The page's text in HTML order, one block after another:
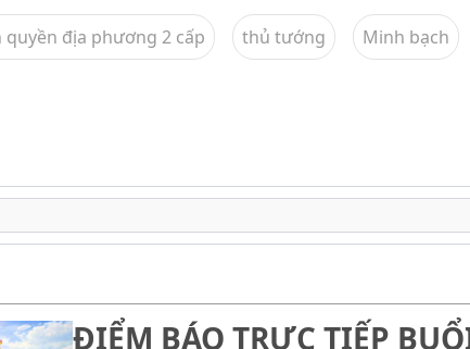
quyền địa phương 2 cấp thủ tướng Minh bạch
ĐIỂM BÁO TRỰC TIẾP